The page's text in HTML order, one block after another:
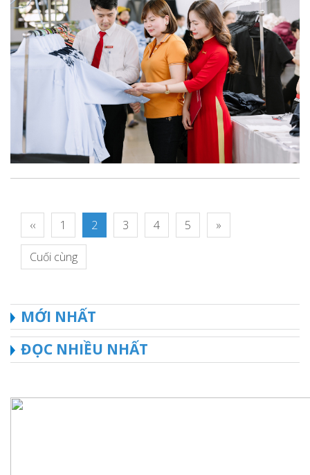
‹‹ 1 2 3 4 5 »
Cuối cùng
MỚI NHẤT
ĐỌC NHIỀU NHẤT